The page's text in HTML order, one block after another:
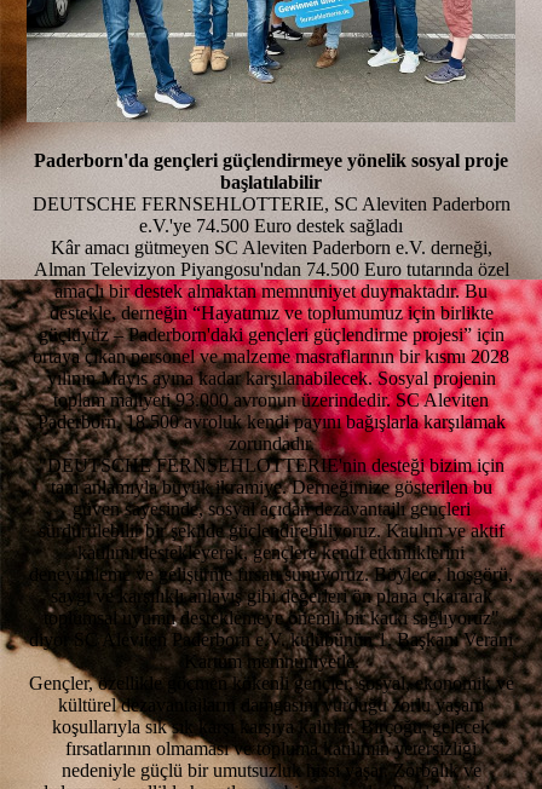
Paderborn'da gençleri güçlendirmeye yönelik sosyal proje
başlatılabilir
DEUTSCHE FERNSEHLOTTERIE, SC Aleviten Paderborn
e.V.'ye 74.500 Euro destek sağladı
Kâr amacı gütmeyen SC Aleviten Paderborn e.V. derneği,
Alman Televizyon Piyangosu'ndan 74.500 Euro tutarında özel
amaçlı bir destek almaktan memnuniyet duymaktadır. Bu
destekle, derneğin “Hayatımız ve toplumumuz için birlikte
güçlüyüz – Paderborn'daki gençleri güçlendirme projesi” için
ortaya çıkan personel ve malzeme masraflarının bir kısmı 2028
yılının Mayıs ayına kadar karşılanabilecek. Sosyal projenin
toplam maliyeti 93.000 avronun üzerindedir. SC Aleviten
Paderborn, 18.500 avroluk kendi payını bağışlarla karşılamak
zorundadır.
"DEUTSCHE FERNSEHLOTTERIE'nin desteği bizim için
tam anlamıyla büyük ikramiye. Derneğimize gösterilen bu
güven sayesinde, sosyal açıdan dezavantajlı gençleri
sürdürülebilir bir şekilde güçlendirebiliyoruz. Katılım ve aktif
katılımı destekleyerek, gençlere kendi etkinliklerini
deneyimleme ve geliştirme fırsatı sunuyoruz. Böylece, hoşgörü,
saygı ve karşılıklı anlayış gibi değerleri ön plana çıkararak
toplumsal uyumu desteklemeye önemli bir katkı sağlıyoruz"
diyor SC Aleviten Paderborn e.V. kulübünün 1. Başkanı Verani
Kartum memnuniyetle.
Gençler, özellikle göçmen kökenli gençler, sosyal, ekonomik ve
kültürel dezavantajların damgasını vurduğu zorlu yaşam
koşullarıyla sık sık karşı karşıya kalırlar. Birçoğu, gelecek
fırsatlarının olmaması ve topluma katılımın yetersizliği
nedeniyle güçlü bir umutsuzluk hissi yaşar. Zorbalık ve